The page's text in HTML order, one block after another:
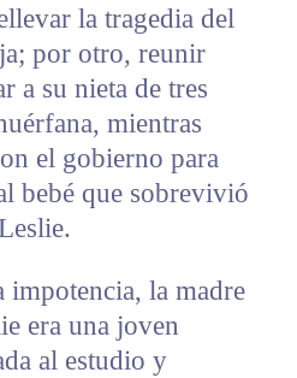
la tragedia del
por otro, reunir
a su nieta de tres
mientras
el gobierno para
bebé que sobrevivió
la madre
era una joven
al estudio y